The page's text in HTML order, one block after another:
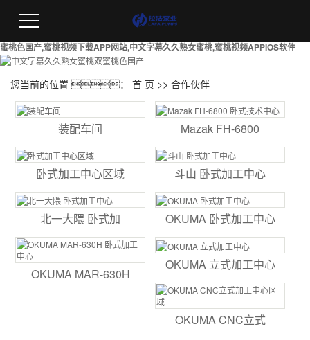
蜜桃色国产,蜜桃视频下载APP网站,中文字幕久久熟女蜜桃,蜜桃视频APPIOS软件
您当前的位置 ： 首 页 >> 合作伙伴
装配车间 Mazak FH-6800
卧式加工中心区域 斗山 卧式加工中心
北一大隈 卧式加 OKUMA 卧式加工中心
OKUMA MAR-630H
OKUMA 立式加工中心
OKUMA CNC立式